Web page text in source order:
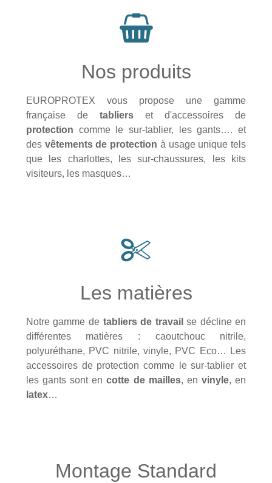
Nos produits
EUROPROTEX vous propose une gamme
française de tabliers et d'accessoires de
protection comme le sur-tablier, les gants…. et
des vêtements de protection à usage unique tels
que les charlottes, les sur-chaussures, les kits
visiteurs, les masques…
Les matières
Notre gamme de tabliers de travailse décline en
différentes matières : caoutchouc nitrile,
polyuréthane, PVC nitrile, vinyle, PVC Eco… Les
accessoires de protection comme le sur-tablier et
les gants sont encotte de mailles, en vinyle, en
latex…
Montage Standard